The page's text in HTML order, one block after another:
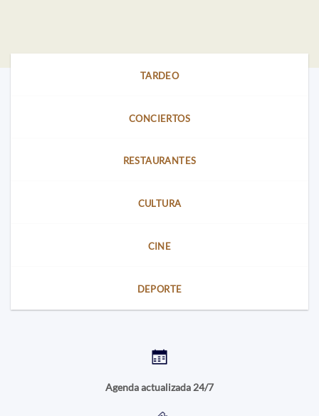
TARDEO
CONCIERTOS
RESTAURANTES
CULTURA
CINE
DEPORTE
Agenda actualizada 24/7